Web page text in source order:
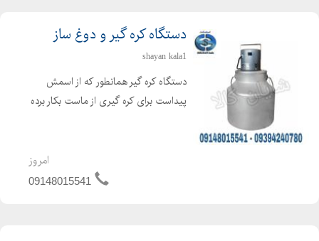
دستگاه کره گیر و دوغ ساز
shayan kala1
دستگاه کره گیر همانطور که از اسمش
پیداست برای کره گیری از ماست بکار برده
مخلوط شده و بحال...
امروز
09148015541